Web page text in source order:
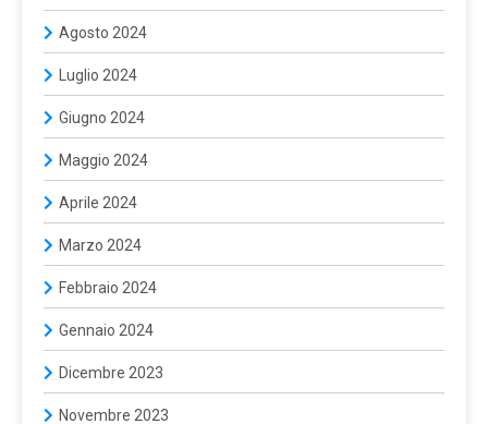
Agosto 2024
Luglio 2024
Giugno 2024
Maggio 2024
Aprile 2024
Marzo 2024
Febbraio 2024
Gennaio 2024
Dicembre 2023
Novembre 2023